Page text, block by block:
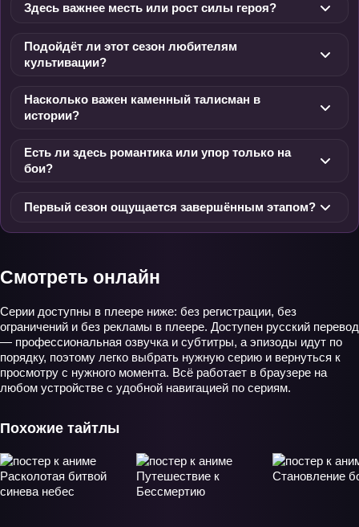
Здесь важнее месть или рост силы героя?
Подойдёт ли этот сезон любителям
культивации?
Насколько важен каменный талисман в
истории?
Есть ли здесь романтика или упор только на
бои?
Первый сезон ощущается завершённым этапом?
Смотреть онлайн
Серии доступны в плеере ниже: без регистрации, без
ограничений и без рекламы в плеере. Доступен русский перевод
— профессиональная озвучка и субтитры, а эпизоды идут по
порядку, поэтому легко выбрать нужную серию и вернуться к
просмотру с нужного момента. Всё работает в браузере на
любом устройстве с удобной навигацией по сериям.
Похожие тайтлы